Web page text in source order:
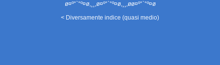
ø¤º°`°º¤ø,¸¸,ø¤º°`°º¤ø,¸¸,øø¤º°`°º¤ø
< Diversamente indice (quasi medio)